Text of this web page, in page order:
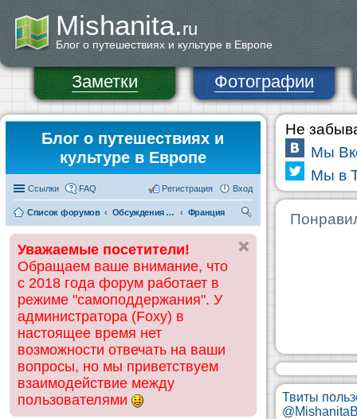
Mishanita.ru
Блог о путешествиях и культуре в Европе
Заметки Фотографии
Блог о путешествиях и
культуре в Европе
Ссылки FAQ Вход
Регистрация
Список форумов Обсуждения и информация по странам Франция
ск
Уважаемые посетители!
Обращаем ваше внимание, что
с 2018 года форум работает в
режиме "самоподдержания". У
администратора (Foxy) в
настоящее время нет
возможности отвечать на ваши
вопросы, но мы приветствуем
взаимодействие между
пользователями
Не
Мы
Мы в
Твиты